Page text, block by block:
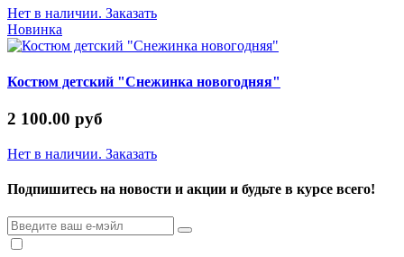
Нет в наличии. Заказать
Новинка
Костюм детский "Снежинка новогодняя"
2 100.00 руб
Нет в наличии. Заказать
Подпишитесь на новости и акции и будьте в курсе всего!